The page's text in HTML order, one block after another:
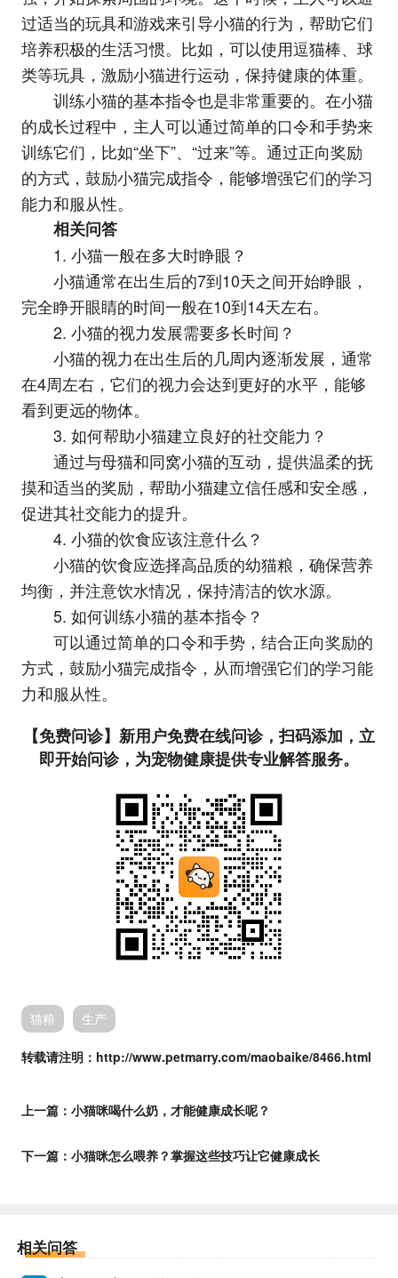
过适当的玩具和游戏来引导小猫的行为，帮助它们
培养积极的生活习惯。比如，可以使用逗猫棒、球
类等玩具，激励小猫进行运动，保持健康的体重。
训练小猫的基本指令也是非常重要的。在小猫
的成长过程中，主人可以通过简单的口令和手势来
训练它们，比如“坐下”、“过来”等。通过正向奖励
的方式，鼓励小猫完成指令，能够增强它们的学习
能力和服从性。
相关问答
1. 小猫一般在多大时睁眼？
小猫通常在出生后的7到10天之间开始睁眼，
完全睁开眼睛的时间一般在10到14天左右。
2. 小猫的视力发展需要多长时间？
小猫的视力在出生后的几周内逐渐发展，通常
在4周左右，它们的视力会达到更好的水平，能够
看到更远的物体。
3. 如何帮助小猫建立良好的社交能力？
通过与母猫和同窝小猫的互动，提供温柔的抚
摸和适当的奖励，帮助小猫建立信任感和安全感，
促进其社交能力的提升。
4. 小猫的饮食应该注意什么？
小猫的饮食应选择高品质的幼猫粮，确保营养
均衡，并注意饮水情况，保持清洁的饮水源。
5. 如何训练小猫的基本指令？
可以通过简单的口令和手势，结合正向奖励的
方式，鼓励小猫完成指令，从而增强它们的学习能
力和服从性。
【免费问诊】新用户免费在线问诊，扫码添加，立
即开始问诊，为宠物健康提供专业解答服务。
猫粮 生产
转载请注明：http://www.petmarry.com/maobaike/8466.html
上一篇： 小猫咪喝什么奶，才能健康成长呢？
下一篇： 小猫咪怎么喂养？掌握这些技巧让它健康成长
相关问答